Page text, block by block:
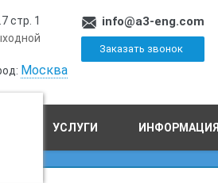
стр. 1
Москва
info@a3-eng.com
Заказать звонок
УСЛУГИ ИНФОРМАЦИЯ